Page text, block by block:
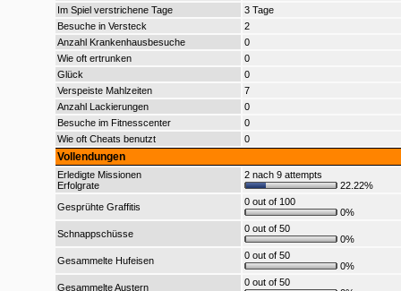
Im Spiel verstrichene Tage
3 Tage
Besuche in Versteck
2
Anzahl Krankenhausbesuche
0
Wie oft ertrunken
0
Glück
0
Verspeiste Mahlzeiten
7
Anzahl Lackierungen
0
Besuche im Fitnesscenter
0
Wie oft Cheats benutzt
0
Vollendungen
Erledigte Missionen
Erfolgrate
2 nach 9 attempts
22.22%
Gesprühte Graffitis
0 out of 100
0%
Schnappschüsse
0 out of 50
0%
Gesammelte Hufeisen
0 out of 50
0%
Gesammelte Austern
0 out of 50